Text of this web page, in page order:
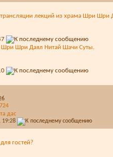
лекций из храма Шри Шри
Шри Шри Даял Нитай Шачи Суты.
дас
19:28
гостей?